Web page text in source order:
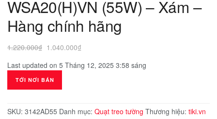
WSA20(H)VN (55W) – Xám –
Hàng chính hãng
1.220.000₫ Giá
là:
1.220.000₫.
1.040.000₫
tại
Last updated on 5 Tháng 12, 2025 3:58 sáng
TỚI NƠI BÁN
SKU: 3142AD55 Danh mục: Quạt treo tường Thương hiệu: tiki.vn